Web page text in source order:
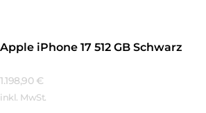
Apple iPhone 17 512 GB Schwarz
1.198,90 €
inkl. MwSt.